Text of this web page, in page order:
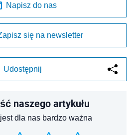
Napisz do nas
się na newsletter
Udostępnij
naszego artykułu
dla nas bardzo ważna